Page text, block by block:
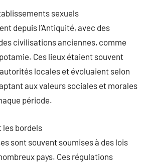
sexuels
depuis l’Antiquité, avec des
civilisations anciennes, comme
Ces lieux étaient souvent
locales et évoluaient selon
aux valeurs sociales et morales
période.
les bordels
sont souvent soumises à des lois
pays. Ces régulations